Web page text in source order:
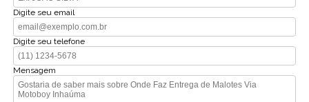
Digite seu email
Digite seu telefone
Mensagem